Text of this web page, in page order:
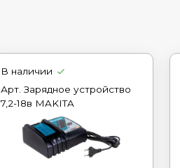
В наличии
Арт.Зарядное устройство
7,2-18в MAKITA